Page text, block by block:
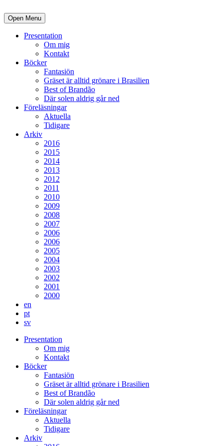
Open Menu
Presentation
Om mig
Kontakt
Böcker
Fantasiön
Gräset är alltid grönare i Brasilien
Best of Brandão
Där solen aldrig går ned
Föreläsningar
Aktuella
Tidigare
Arkiv
2016
2015
2014
2013
2012
2011
2010
2009
2008
2007
2006
2006
2005
2004
2003
2002
2001
2000
en
pt
sv
Presentation
Om mig
Kontakt
Böcker
Fantasiön
Gräset är alltid grönare i Brasilien
Best of Brandão
Där solen aldrig går ned
Föreläsningar
Aktuella
Tidigare
Arkiv